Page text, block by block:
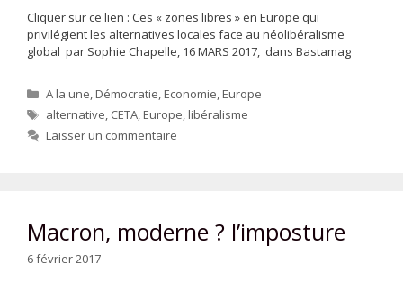
Cliquer sur ce lien : Ces « zones libres » en Europe qui
privilégient les alternatives locales face au néolibéralisme
global par Sophie Chapelle, 16 MARS 2017, dans Bastamag
Catégories
A la une,Démocratie,Economie,Europe
Étiquettes
alternative, CETA,Europe,libéralisme
Laisser un commentaire
Macron, moderne ? l’imposture
6 février 2017